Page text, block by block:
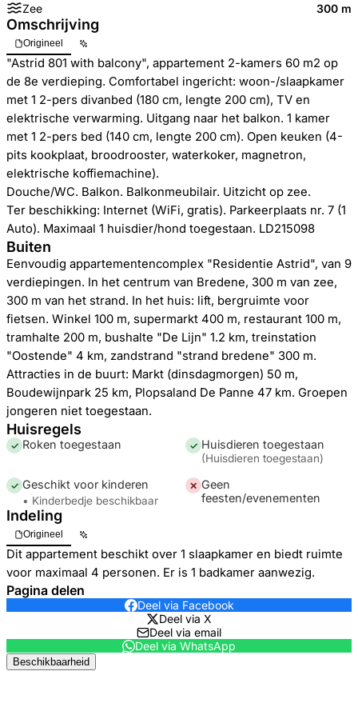
Zee
300 m
Omschrijving
Origineel
"Astrid 801 with balcony", appartement 2-kamers 60 m2 op
de 8e verdieping. Comfortabel ingericht: woon-/slaapkamer
met 1 2-pers divanbed (180 cm, lengte 200 cm), TV en
elektrische verwarming. Uitgang naar het balkon. 1 kamer
met 1 2-pers bed (140 cm, lengte 200 cm). Open keuken (4-
pits kookplaat, broodrooster, waterkoker, magnetron,
elektrische koffiemachine).
Douche/WC. Balkon. Balkonmeubilair. Uitzicht op zee.
Ter beschikking: Internet (WiFi, gratis). Parkeerplaats nr. 7 (1
Auto). Maximaal 1 huisdier/hond toegestaan. LD215098
Buiten
Eenvoudig appartementencomplex "Residentie Astrid", van 9
verdiepingen. In het centrum van Bredene, 300 m van zee,
300 m van het strand. In het huis: lift, bergruimte voor
fietsen. Winkel 100 m, supermarkt 400 m, restaurant 100 m,
tramhalte 200 m, bushalte "De Lijn" 1.2 km, treinstation
"Oostende" 4 km, zandstrand "strand bredene" 300 m.
Attracties in de buurt: Markt (dinsdagmorgen) 50 m,
Boudewijnpark 25 km, Plopsaland De Panne 47 km. Groepen
jongeren niet toegestaan.
Huisregels
✓ Roken toegestaan ✓ Huisdieren toegestaan
(Huisdieren toegestaan)
✓ Geschikt voor kinderen
• Kinderbedje beschikbaar
✕ Geen
feesten/evenementen
Indeling
Origineel
Dit appartement beschikt over 1 slaapkamer en biedt ruimte
voor maximaal 4 personen. Er is 1 badkamer aanwezig.
Pagina delen
Deel via Facebook
Deel via X
Deel via email
Deel via WhatsApp
Beschikbaarheid